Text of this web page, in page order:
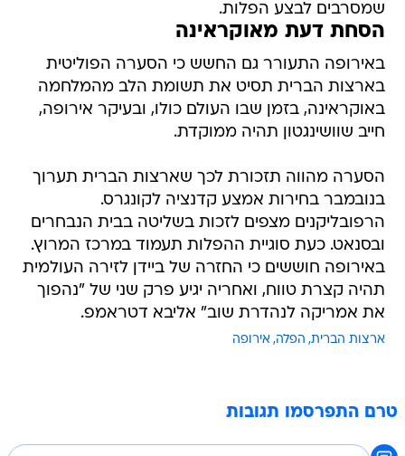
שמסרבים לבצע הפלות.
הסחת דעת מאוקראינה
באירופה התעורר גם החשש כי הסערה הפוליטית
בארצות הברית תסיט את תשומת הלב מהמלחמה
באוקראינה, בזמן שבו העולם כולו, ובעיקר אירופה,
חייב שוושינגטון תהיה ממוקדת.
הסערה מהווה תזכורת לכך שארצות הברית תערוך
בנובמבר בחירות אמצע קדנציה לקונגרס.
הרפובליקנים מצפים לזכות בשליטה בבית הנבחרים
ובסנאט. כעת סוגיית ההפלות תעמוד במרכז המרוץ.
באירופה חוששים כי החזרה של ביידן לזירה העולמית
תהיה קצרת טווח, ואחריה יגיע פרק שני של "נהפוך
את אמריקה לנהדרת שוב" אליבא דטראמפ.
ארצות הברית הפלה אירופה
טרם התפרסמו תגובות